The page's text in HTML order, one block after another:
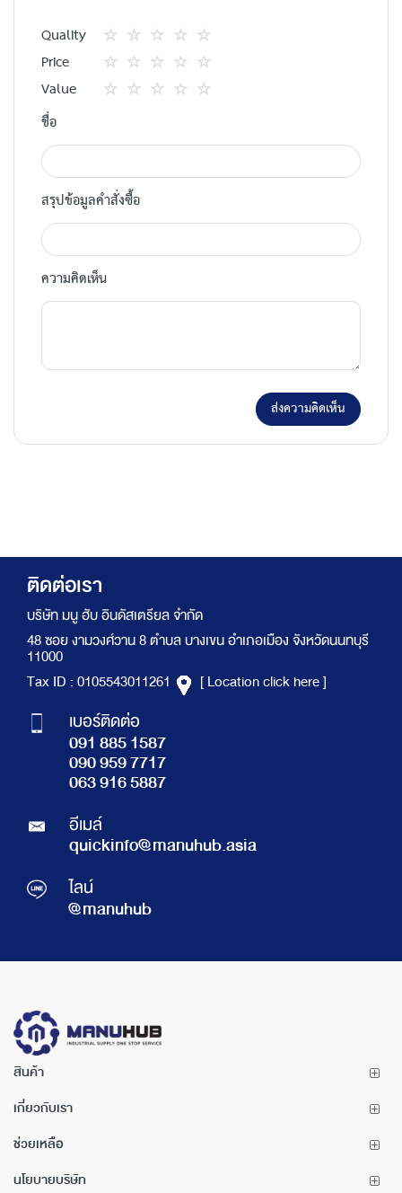
Quality
1
star
2
ดาว
3
ดาว
4
ดาว
5
ดาว
Price
1
2
3
4
5
Value
ชื่อ
สรุปข้อมูลคำสั่งซื้อ
ความคิดเห็น
ส่งความคิดเห็น
ติดต่อเรา
บริษัท มนู ฮับ อินดัสเตรียล จำกัด
48 ซอย งามวงศ์วาน 8 ตำบล บางเขน อำเภอเมือง จังหวัดนนทบุรี
11000
Tax ID : 0105543011261
[ Location click here ]
เบอร์ติดต่อ
091 885 1587
090 959 7717
063 916 5887
อีเมล์
quickinfo@manuhub.asia
ไลน์
@manuhub
สินค้า
เกี่ยวกับเรา
ช่วยเหลือ
นโยบายบริษัท